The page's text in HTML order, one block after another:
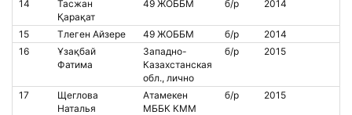
14
Тасжан
Қарақат
49 ЖОББМ б/р 2014
15 Тлеген Айзере 49 ЖОББМ б/р
2014
16
Ұзақбай
Фатима
Западно-
Казахстанская
обл., лично
б/р 2015
17
Щеглова
Наталья
Атамекен
МББК КММ
б/р 2015